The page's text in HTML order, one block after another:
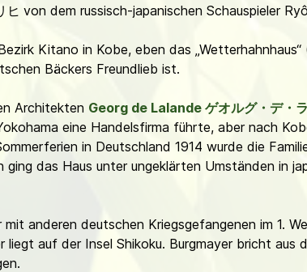
ヒ von dem russisch-japanischen Schauspieler
Kitano in Kobe, eben das „Wetterhahnhaus“
Bäckers Freundlieb ist.
Architekten Georg de Lalande ゲオルグ・デ・
eine Handelsfirma führte, aber nach
in Deutschland 1914 wurde die
das Haus unter ungeklärten Umständen in
anderen deutschen Kriegsgefangenen im 1.
auf der Insel Shikoku. Burgmayer bricht aus